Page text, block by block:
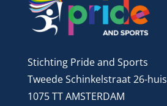
Stichting Pride and Sports
Tweede Schinkelstraat 26-huis
1075 TT AMSTERDAM